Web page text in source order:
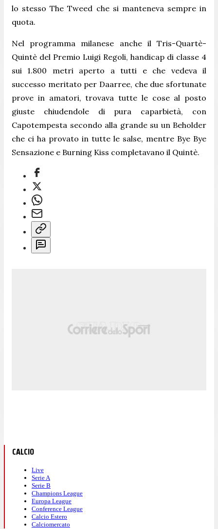
lo stesso The Tweed che si manteneva sempre in
quota.
Nel programma milanese anche il Tris-Quartè-
Quintè del Premio Luigi Regoli, handicap di classe 4
sui 1.800 metri aperto a tutti e che vedeva il
successo meritato per Daarree, che due sfortunate
prove in amatori, trovava tutte le cose al posto
giuste chiudendole di pura caparbietà, con
Capotempesta secondo alla grande su un Beholder
che ci ha provato in tutte le salse, mentre Bye Bye
Sensazione e Burning Kiss completavano il Quintè.
CALCIO
Live
Serie A
Serie B
Champions League
Europa League
Conference League
Calcio Estero
Calciomercato